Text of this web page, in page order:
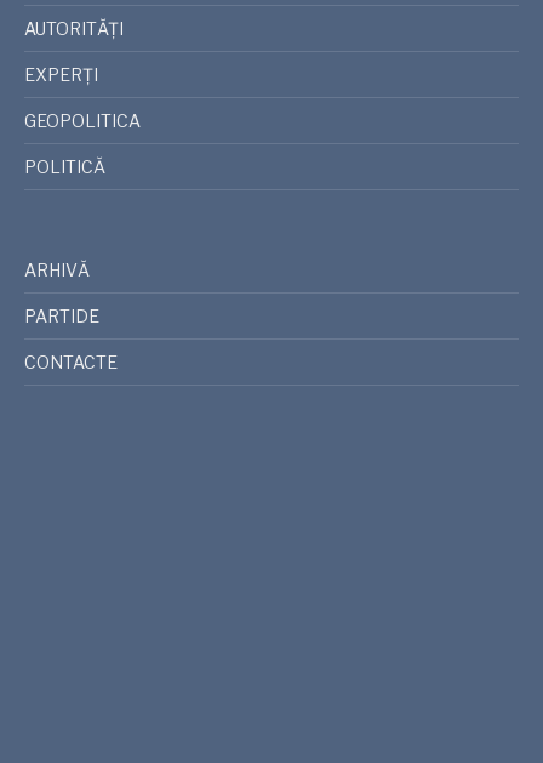
AUTORITĂȚI
EXPERȚI
GEOPOLITICA
POLITICĂ
ARHIVĂ
PARTIDE
CONTACTE